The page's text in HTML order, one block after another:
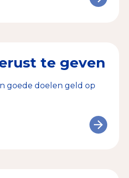
Donatieplatformen
te geven
goede doelen geld op